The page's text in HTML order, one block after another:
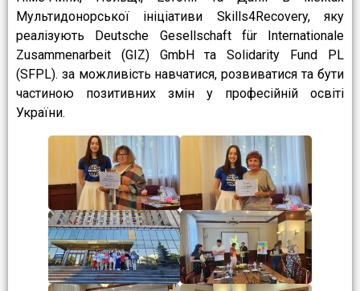
Мультидонорської ініціативи Skills4Recovery, яку
реалізують Deutsche Gesellschaft für Internationale
Zusammenarbeit (GIZ) GmbH та Solidarity Fund PL
(SFPL). за можливість навчатися, розвиватися та бути
частиною позитивних змін у професійній освіті
України.